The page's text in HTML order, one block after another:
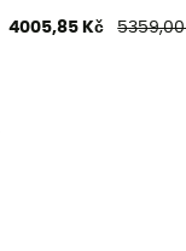
4005,85 Kč 5359,00